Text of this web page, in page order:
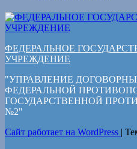
ФЕДЕРАЛЬНОЕ
УЧРЕЖДЕНИЕ
"УПРАВЛЕНИЕ
ФЕДЕРАЛЬНОЙ
ГОСУДАРСТВЕННОЙ
№2"
Сайт работает на WordPress |